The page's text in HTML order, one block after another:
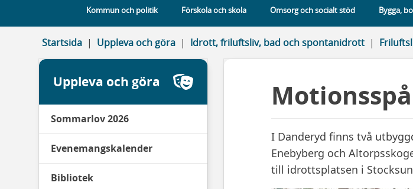
Kommun och politik Förskola och skola Omsorg och socialt stöd Bygga,
Startsida Uppleva och göra Idrott, friluftsliv, bad och spontanidrott
I Danderyd finns två
Enebyberg och
till idrottsplatsen i
Uppleva och göra
Sommarlov 2026
Evenemangskalender
Bibliotek